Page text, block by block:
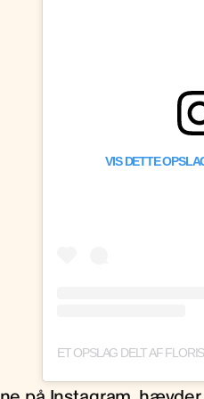
VIS DETTE
ET OPSLAG DELT AF